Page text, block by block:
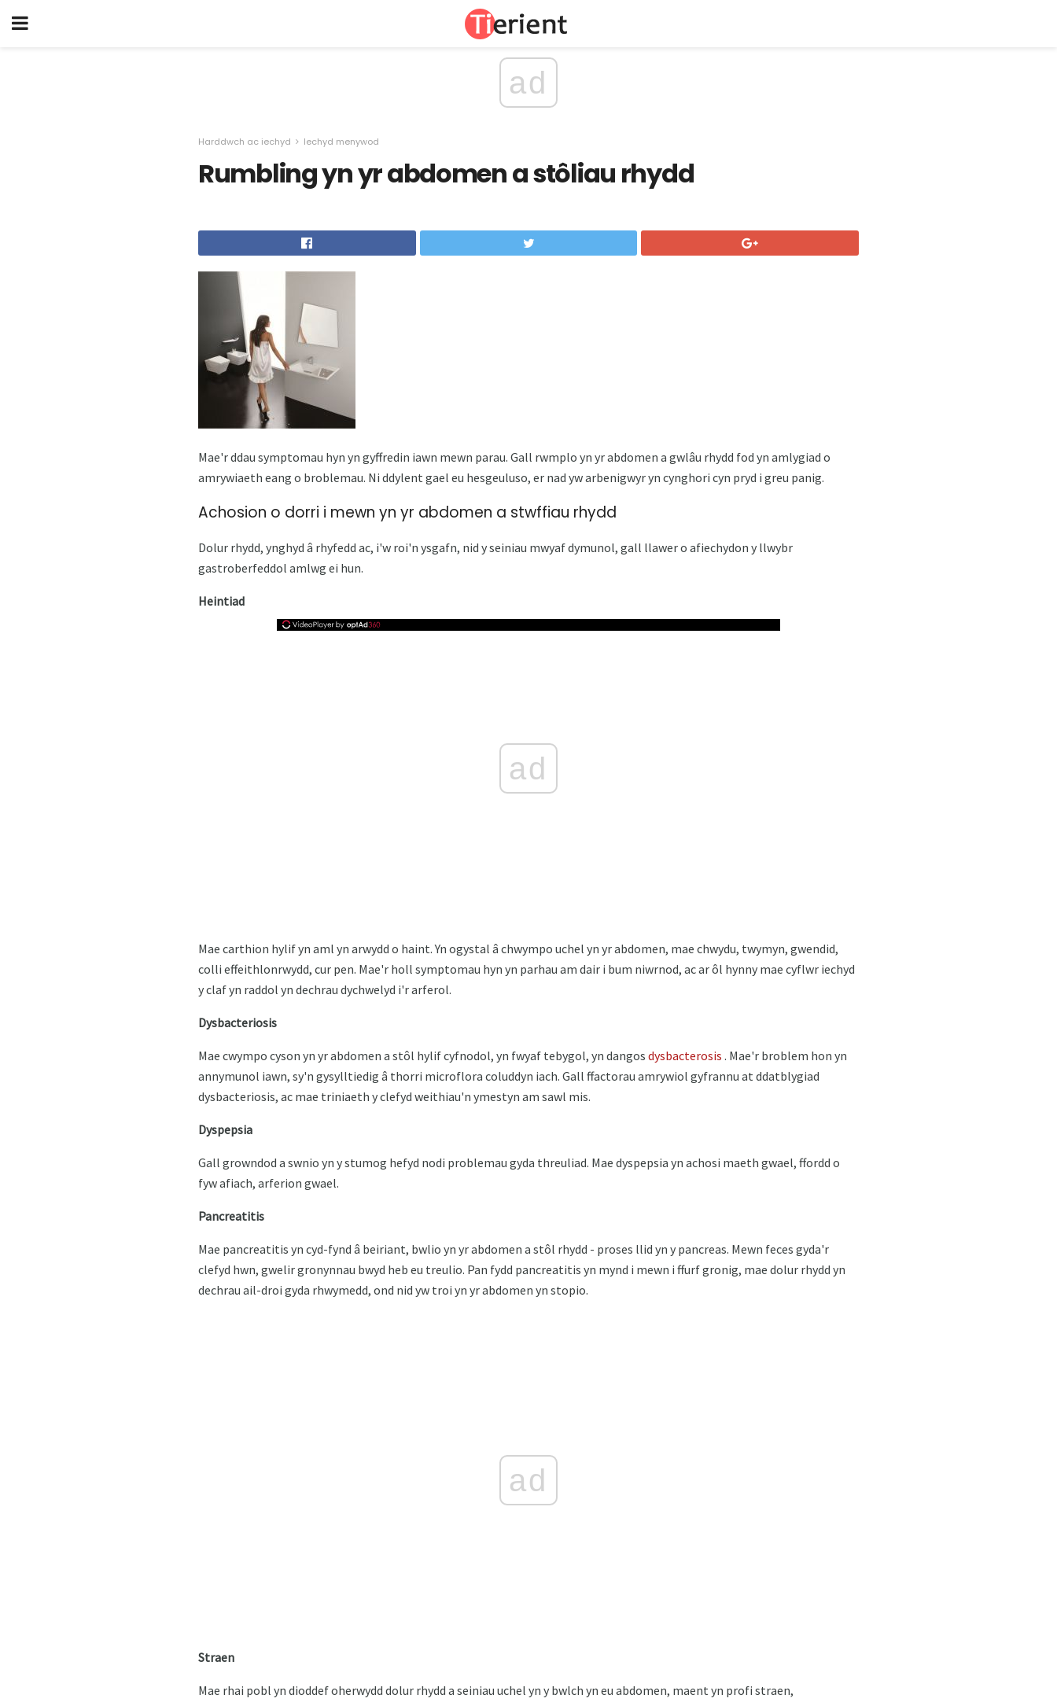
ad
Harddwch ac iechyd Iechyd menywod
Rumbling yn yr abdomen a stôliau rhydd
Mae'r ddau symptomau hyn yn gyffredin iawn mewn parau. Gall rwmplo yn yr abdomen a gwlâu rhydd fod yn amlygiad o
amrywiaeth eang o broblemau. Ni ddylent gael eu hesgeuluso, er nad yw arbenigwyr yn cynghori cyn pryd i greu panig.
Achosion o dorri i mewn yn yr abdomen a stwffiau rhydd
Dolur rhydd, ynghyd â rhyfedd ac, i'w roi'n ysgafn, nid y seiniau mwyaf dymunol, gall llawer o afiechydon y llwybr
gastroberfeddol amlwg ei hun.
Heintiad
ad
Mae carthion hylif yn aml yn arwydd o haint. Yn ogystal â chwympo uchel yn yr abdomen, mae chwydu, twymyn, gwendid,
colli effeithlonrwydd, cur pen. Mae'r holl symptomau hyn yn parhau am dair i bum niwrnod, ac ar ôl hynny mae cyflwr iechyd
y claf yn raddol yn dechrau dychwelyd i'r arferol.
Dysbacteriosis
Mae cwympo cyson yn yr abdomen a stôl hylif cyfnodol, yn fwyaf tebygol, yn dangos dysbacterosis . Mae'r broblem hon yn
annymunol iawn, sy'n gysylltiedig â thorri microflora coluddyn iach. Gall ffactorau amrywiol gyfrannu at ddatblygiad
dysbacteriosis, ac mae triniaeth y clefyd weithiau'n ymestyn am sawl mis.
Dyspepsia
Gall growndod a swnio yn y stumog hefyd nodi problemau gyda threuliad. Mae dyspepsia yn achosi maeth gwael, ffordd o
fyw afiach, arferion gwael.
Pancreatitis
Mae pancreatitis yn cyd-fynd â beiriant, bwlio yn yr abdomen a stôl rhydd - proses llid yn y pancreas. Mewn feces gyda'r
clefyd hwn, gwelir gronynnau bwyd heb eu treulio. Pan fydd pancreatitis yn mynd i mewn i ffurf gronig, mae dolur rhydd yn
dechrau ail-droi gyda rhwymedd, ond nid yw troi yn yr abdomen yn stopio.
ad
Straen
Mae rhai pobl yn dioddef oherwydd dolur rhydd a seiniau uchel yn y bwlch yn eu abdomen, maent yn profi straen,